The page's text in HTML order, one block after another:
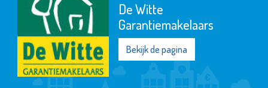
De Witte
Garantiemakelaars
Bekijk de pagina